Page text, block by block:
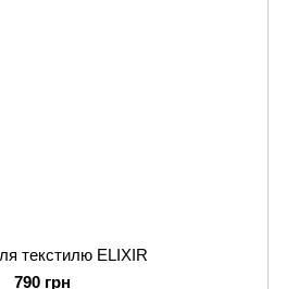
текстилю ELIXIR
790 грн